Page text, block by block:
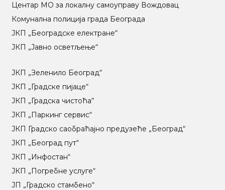
Центар МO за локалну самоуправу Вождовац
Комунална полиција града Београда
ЈКП „Београдске електране“
ЈКП „Јавно осветљење“
ЈКП „Зеленило Београд“
ЈКП „Градске пијаце“
ЈКП „Градска чистоћа“
ЈКП „Паркинг сервис“
ЈКП Градско саобраћајно предузеће „Београд“
ЈКП „Београд пут“
ЈКП „Инфостан“
ЈКП „Погребне услуге“
ЈП „Градско стамбено“